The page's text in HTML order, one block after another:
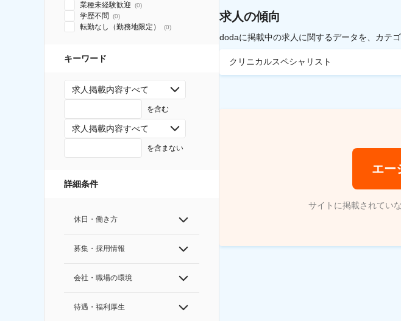
業種未経験歓迎 (0)
学歴不問 (0)
転勤なし（勤務地限定） (0)
キーワード
求人掲載内容すべて
を含む
求人掲載内容すべて
を含まない
詳細条件
休日・働き方
募集・採用情報
会社・職場の環境
待遇・福利厚生
求人の傾向
dodaに掲載中の求人に関するデータを、カテ
クリニカルスペシャリスト
エー
サイトに掲載されてい